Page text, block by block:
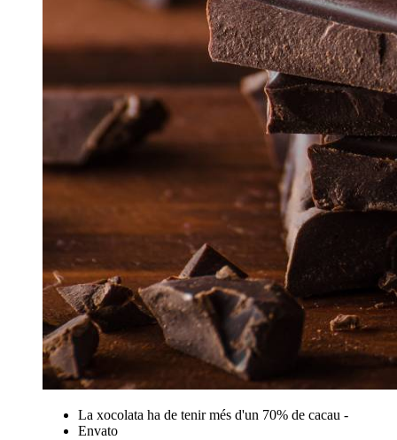
La xocolata ha de tenir més d'un 70% de cacau -
Envato